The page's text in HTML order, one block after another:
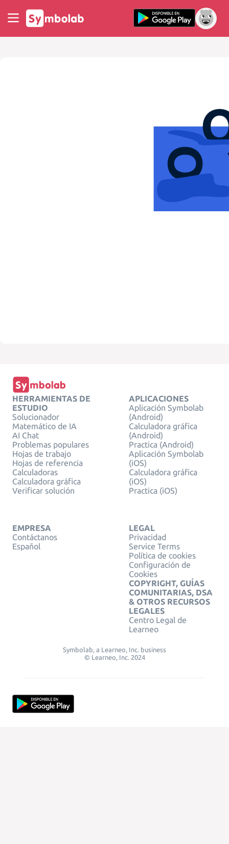
HERRAMIENTAS DE
ESTUDIO
Solucionador
Matemático de IA
AI Chat
Problemas populares
Hojas de trabajo
Hojas de referencia
Calculadoras
Calculadora gráfica
Verificar solución
APLICACIONES
Aplicación Symbolab
(Android)
Calculadora gráfica
(Android)
Practica (Android)
Aplicación Symbolab
(iOS)
Calculadora gráfica
(iOS)
Practica (iOS)
EMPRESA
Contáctanos
Español
LEGAL
Privacidad
Service Terms
Política de cookies
Configuración de
Cookies
COPYRIGHT, GUÍAS
COMUNITARIAS, DSA
& OTROS RECURSOS
LEGALES
Centro Legal de
Learneo
Symbolab, a Learneo, Inc. business
© Learneo, Inc. 2024